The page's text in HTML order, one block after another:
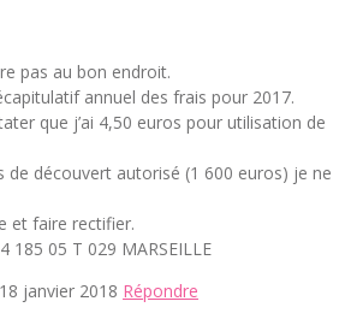
pas au bon endroit.
annuel des frais pour 2017.
que j’ai 4,50 euros pour utilisation de
de découvert autorisé (1 600 euros) je ne
et faire rectifier.
185 05 T 029 MARSEILLE
18 janvier 2018 Répondre